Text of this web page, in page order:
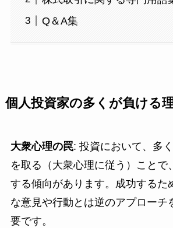
Q＆A集
個人投資家の多くが負ける
大衆心理の罠: 投資において、多
を取る（大衆心理に従う）ことで
する傾向があります。成功するた
な意見や行動とは逆のアプローチ
要です。